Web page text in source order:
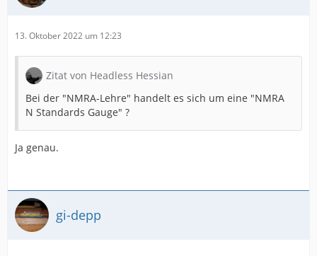
13. Oktober 2022 um 12:23
Zitat von Headless Hessian
Bei der "NMRA-Lehre" handelt es sich um eine "NMRA
N Standards Gauge" ?
Ja genau.
gi-depp